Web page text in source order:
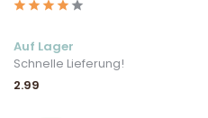
Auf Lager
Schnelle Lieferung!
2.99